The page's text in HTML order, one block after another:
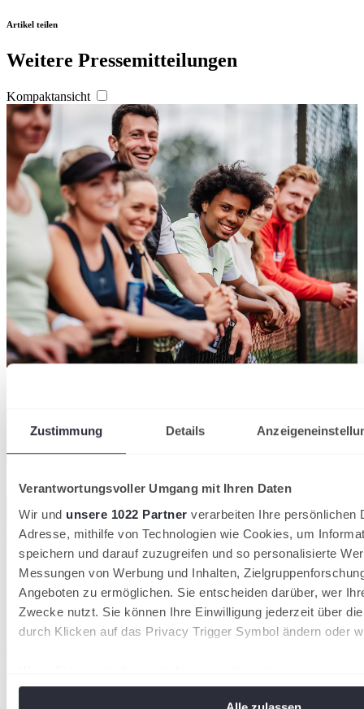
Zustimmung Details
Verantwortungsvoller Umgang mit Ihren Daten
Wir und unsere 1022 Partner verarbeiten Ihre persönlichen
Adresse, mithilfe von Technologien wie Cookies, um
speichern und darauf zuzugreifen und so personalisierte
Messungen von Werbung und Inhalten,
Angeboten zu ermöglichen. Sie entscheiden darüber, wer
Zwecke nutzt. Sie können Ihre Einwilligung jederzeit über
durch Klicken auf das Privacy Trigger Symbol ändern oder
Artikel teilen
Weitere Pressemitteilungen
Kompaktansicht
36.000 neue Mitglieder: Tennis wächst 2026 stärker
als in den Vorjahren
Deutscher Tennis Bund